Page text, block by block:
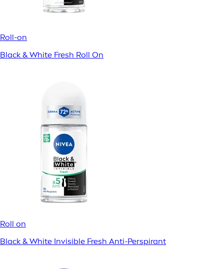
Roll-on
Black & White Fresh Roll On
Roll on
Black & White Invisible Fresh Anti-Perspirant